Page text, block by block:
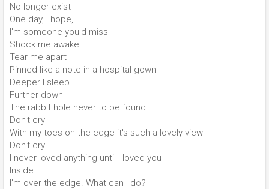
No longer exist
One day, I hope,
I'm someone you'd miss
Shock me awake
Tear me apart
Pinned like a note in a hospital gown
Deeper I sleep
Further down
The rabbit hole never to be found
Don't cry
With my toes on the edge it's such a lovely view
Don't cry
I never loved anything until I loved you
Inside
I'm over the edge. What can I do?